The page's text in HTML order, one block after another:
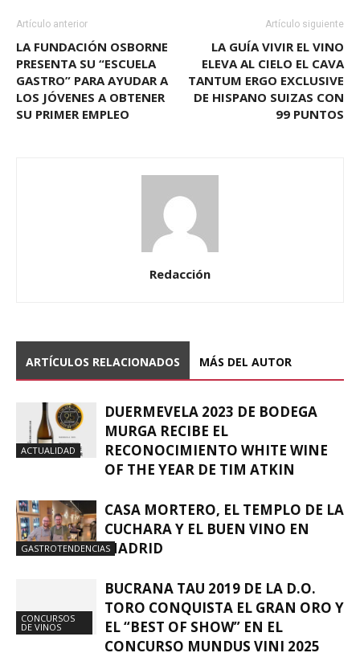
Artículo anterior
LA FUNDACIÓN OSBORNE
PRESENTA SU “ESCUELA
GASTRO” PARA AYUDAR A
LOS JÓVENES A OBTENER
SU PRIMER EMPLEO
Artículo siguiente
LA GUÍA VIVIR EL VINO
ELEVA AL CIELO EL CAVA
TANTUM ERGO EXCLUSIVE
DE HISPANO SUIZAS CON
99 PUNTOS
Redacción
ARTÍCULOS RELACIONADOS MÁS DEL AUTOR
ACTUALIDAD
DUERMEVELA 2023 DE BODEGA
MURGA RECIBE EL
RECONOCIMIENTO WHITE WINE
OF THE YEAR DE TIM ATKIN
GASTROTENDENCIAS
CASA MORTERO, EL TEMPLO DE LA
CUCHARA Y EL BUEN VINO EN
MADRID
CONCURSOS
DE VINOS
BUCRANA TAU 2019 DE LA D.O.
TORO CONQUISTA EL GRAN ORO Y
EL “BEST OF SHOW” EN EL
CONCURSO MUNDUS VINI 2025